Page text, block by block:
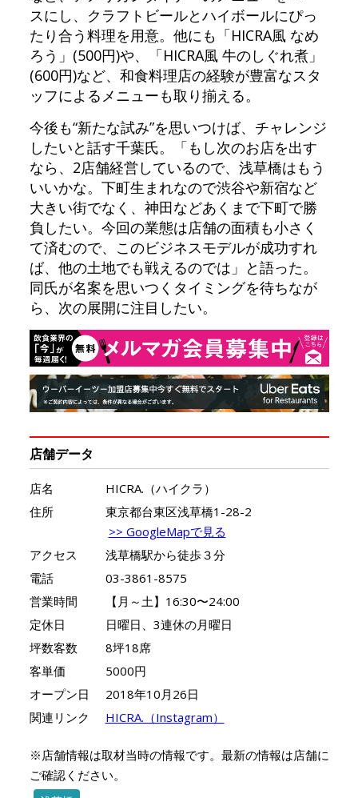
スにし、クラフトビールとハイボールにぴっ
たり合う料理を用意。他にも「HICRA風 なめ
ろう」(500円)や、「HICRA風 牛のしぐれ煮」
(600円)など、和食料理店の経験が豊富なスタ
ッフによるメニューも取り揃える。
今後も“新たな試み”を思いつけば、チャレンジ
したいと話す千葉氏。「もし次のお店を出す
なら、2店舗経営しているので、浅草橋はもう
いいかな。下町生まれなので渋谷や新宿など
大きい街でなく、神田などあくまで下町で勝
負したい。今回の業態は店舗の面積も小さく
て済むので、このビジネスモデルが成功すれ
ば、他の土地でも戦えるのでは」と語った。
同氏が名案を思いつくタイミングを待ちなが
ら、次の展開に注目したい。
店舗データ
店名
HICRA.（ハイクラ）
住所
東京都台東区浅草橋1-28-2
>> GoogleMapで見る
アクセス
浅草橋駅から徒歩３分
電話
03-3861-8575
営業時間
【月～土】16:30〜24:00
定休日
日曜日、3連休の月曜日
坪数客数
8坪18席
客単価
5000円
オープン日
2018年10月26日
関連リンク
HICRA.（Instagram）
※店舗情報は取材当時の情報です。最新の情報は店舗に
ご確認ください。